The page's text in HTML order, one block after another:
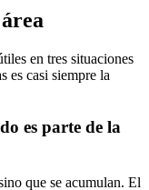
en tres situaciones
es casi siempre la
es parte de la
que se acumulan. El